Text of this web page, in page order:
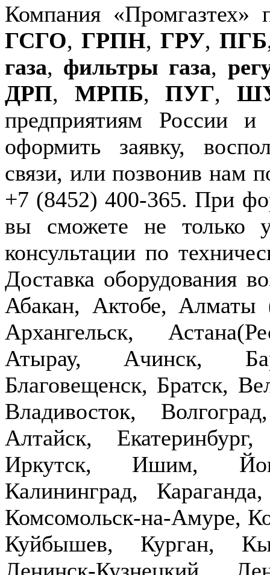
Компания «Промгазтех»
ГСГО, ГРПН, ГРУ, ПГБ
газа, фильтры газа,
ДРП, МРПБ,ПУГ,
предприятиям России
оформить заявку,
связи, или позвонив нам
+7 (8452) 400-365. При
вы сможете не только
консультации по
Доставка оборудования
Абакан, Актобе,
Архангельск,
Атырау, Ачинск,
Благовещенск, Братск,
Владивосток,
Алтайск,
Иркутск, Ишим,
Калининград,
Комсомольск-на-Амуре,
Куйбышев, Курган,
Ленинск-Кузнецкий,